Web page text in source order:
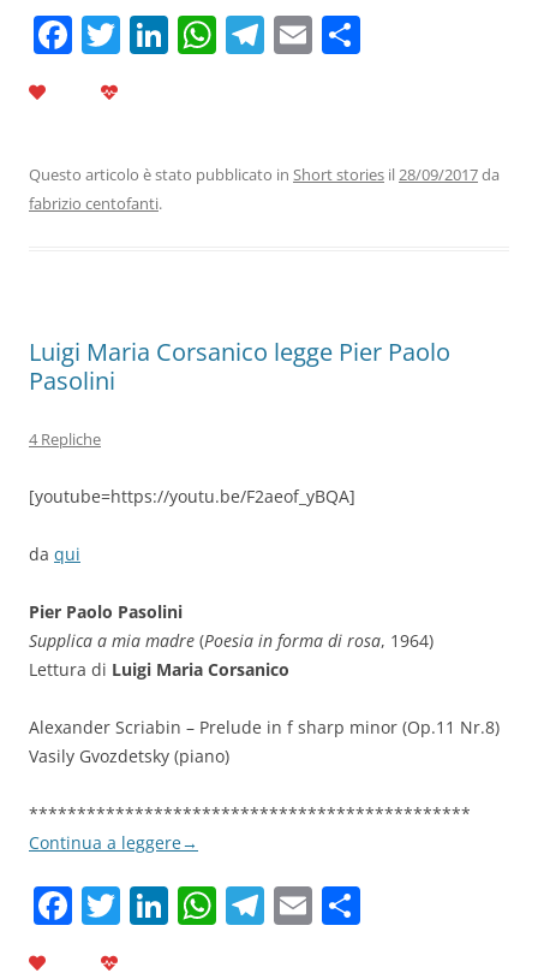
F
b
o
T Li
dI
W
A
T
a
E
vi
Questo articolo è stato pubblicato in Short stories il28/09/2017da
fabrizio centofanti.
Luigi Maria Corsanico legge Pier Paolo
Pasolini
4 Repliche
[youtube=https://youtu.be/F2aeof_yBQA]
da qui
Pier Paolo Pasolini
Supplica a mia madre (Poesia in forma di rosa, 1964)
Lettura di Luigi Maria Corsanico
Alexander Scriabin – Prelude in f sharp minor (Op.11 Nr.8)
Vasily Gvozdetsky (piano)
**********************************************
Continua a leggere→
F T Li W T E